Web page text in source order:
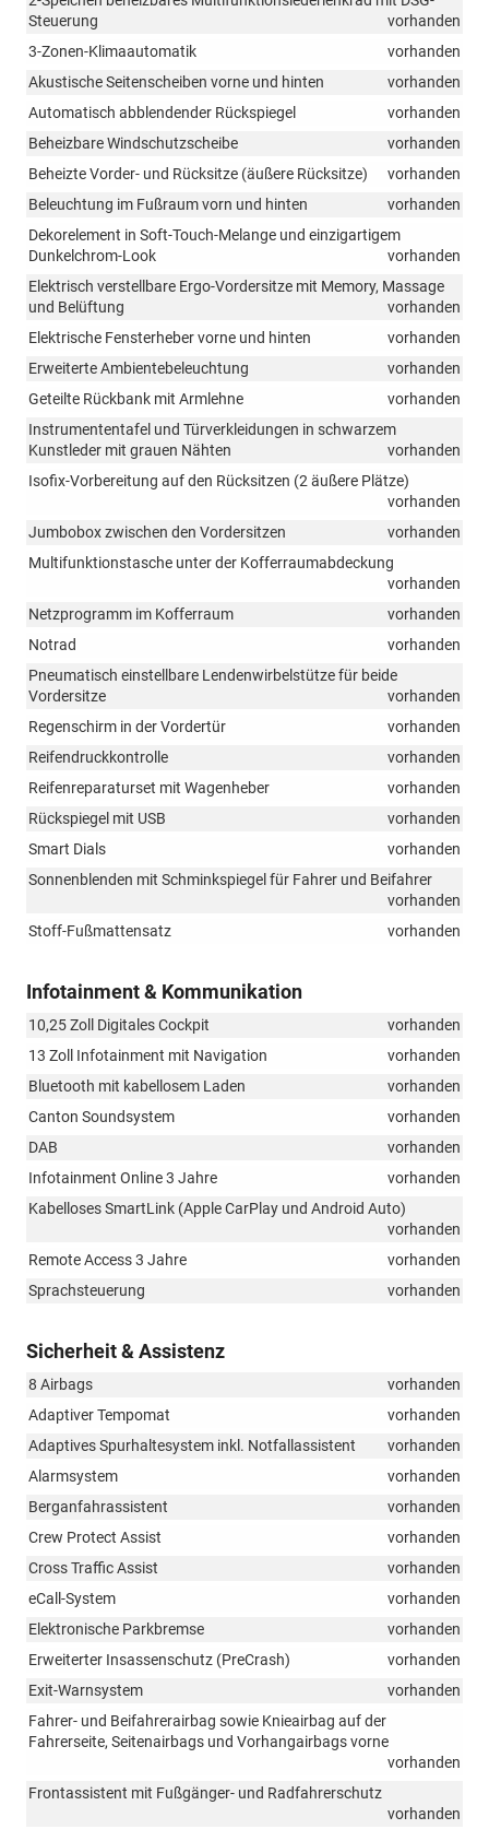
Steuerung
vorhanden
3-Zonen-Klimaautomatik
vorhanden
Akustische Seitenscheiben vorne und hinten
vorhanden
Automatisch abblendender Rückspiegel
vorhanden
Beheizbare Windschutzscheibe
vorhanden
Beheizte Vorder- und Rücksitze (äußere Rücksitze)
vorhanden
Beleuchtung im Fußraum vorn und hinten
vorhanden
Dekorelement in Soft-Touch-Melange und einzigartigem
Dunkelchrom-Look
vorhanden
Elektrisch verstellbare Ergo-Vordersitze mit Memory, Massage
und Belüftung
vorhanden
Elektrische Fensterheber vorne und hinten
vorhanden
Erweiterte Ambientebeleuchtung
vorhanden
Geteilte Rückbank mit Armlehne
vorhanden
Instrumententafel und Türverkleidungen in schwarzem
Kunstleder mit grauen Nähten
vorhanden
Isofix-Vorbereitung auf den Rücksitzen (2 äußere Plätze)
vorhanden
Jumbobox zwischen den Vordersitzen
vorhanden
Multifunktionstasche unter der Kofferraumabdeckung
vorhanden
Netzprogramm im Kofferraum
vorhanden
Notrad
vorhanden
Pneumatisch einstellbare Lendenwirbelstütze für beide
Vordersitze
vorhanden
Regenschirm in der Vordertür
vorhanden
Reifendruckkontrolle
vorhanden
Reifenreparaturset mit Wagenheber
vorhanden
Rückspiegel mit USB
vorhanden
Smart Dials
vorhanden
Sonnenblenden mit Schminkspiegel für Fahrer und Beifahrer
vorhanden
Stoff-Fußmattensatz
vorhanden
Infotainment & Kommunikation
10,25 Zoll Digitales Cockpit
vorhanden
13 Zoll Infotainment mit Navigation
vorhanden
Bluetooth mit kabellosem Laden
vorhanden
Canton Soundsystem
vorhanden
DAB
vorhanden
Infotainment Online 3 Jahre
vorhanden
Kabelloses SmartLink (Apple CarPlay und Android Auto)
vorhanden
Remote Access 3 Jahre
vorhanden
Sprachsteuerung
vorhanden
Sicherheit & Assistenz
8 Airbags
vorhanden
Adaptiver Tempomat
vorhanden
Adaptives Spurhaltesystem inkl. Notfallassistent
vorhanden
Alarmsystem
vorhanden
Berganfahrassistent
vorhanden
Crew Protect Assist
vorhanden
Cross Traffic Assist
vorhanden
eCall-System
vorhanden
Elektronische Parkbremse
vorhanden
Erweiterter Insassenschutz (PreCrash)
vorhanden
Exit-Warnsystem
vorhanden
Fahrer- und Beifahrerairbag sowie Knieairbag auf der
Fahrerseite, Seitenairbags und Vorhangairbags vorne
vorhanden
Frontassistent mit Fußgänger- und Radfahrerschutz
vorhanden